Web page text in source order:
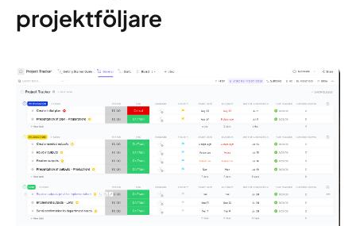
projektföljare